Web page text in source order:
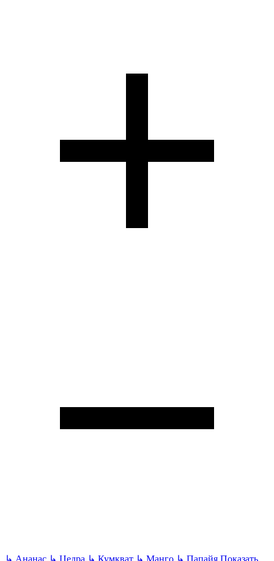
↳ Ананас ↳ Цедра ↳ Кумкват ↳ Манго ↳ Папайя Показать